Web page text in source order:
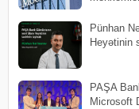
Pünhan
Heyətinin
PAŞA
Microsoft